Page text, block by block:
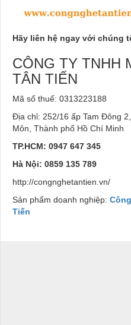
Hãy liên hệ ngay với chúng
CÔNG TY TNHH
TÂN TIẾN
Mã số thuế: 0313223188
Địa chỉ: 252/16 ấp Tam Đông
Môn, Thành phố Hồ Chí Minh
TP.HCM: 0947 647 345
Hà Nội: 0859 135 789
http://congnghetantien.vn/
Sản phẩm doanh nghiệp:
Tiến